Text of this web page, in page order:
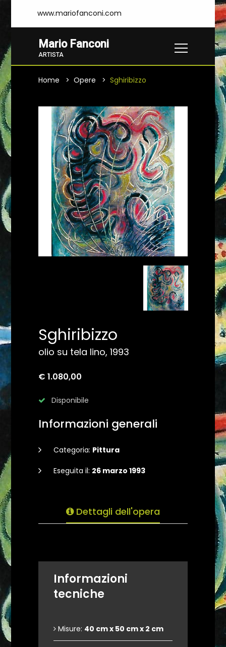
www.mariofanconi.com
Mario Fanconi
ARTISTA
Home Opere Sghiribizzo
Sghiribizzo
olio su tela lino, 1993
€ 1.080,00
Disponibile
Informazioni generali
Categoria: Pittura
Eseguita il: 26 marzo 1993
Dettagli dell'opera
Informazioni
tecniche
Misure: 40 cm x 50 cm x 2 cm